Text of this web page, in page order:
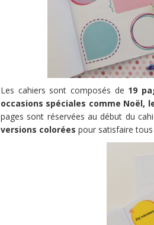
Les cahiers sont composés de 19
occasions spéciales comme Noël,
pages sont réservées au début du
versions colorées pour satisfaire